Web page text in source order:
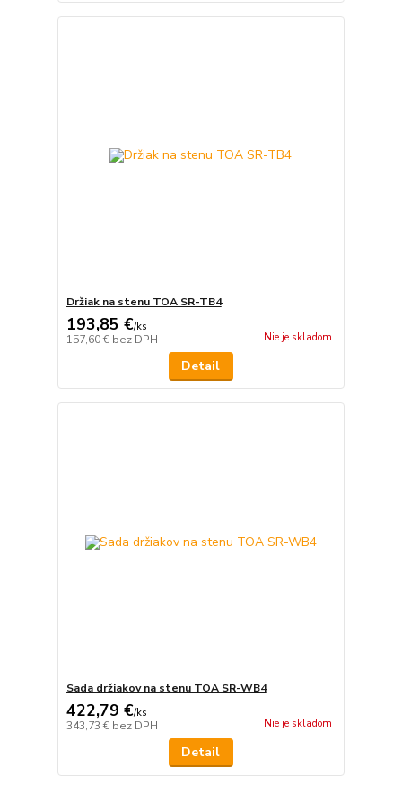
Držiak na stenu TOA SR-TB4
193,85 €/ks
157,60 € bez DPH Nie je skladom
Detail
Sada držiakov na stenu TOA SR-WB4
422,79 €/ks
343,73 € bez DPH Nie je skladom
Detail